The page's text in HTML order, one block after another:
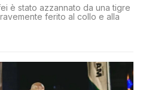
è stato azzannato da una tigre
ferito al collo e alla